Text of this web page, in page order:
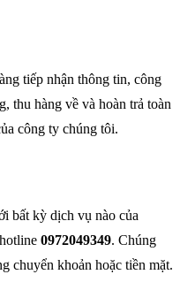
tiếp nhận thông tin, công
thu hàng về và hoàn trả toàn
công ty chúng tôi.
bất kỳ dịch vụ nào của
0972049349. Chúng
chuyển khoản hoặc tiền mặt.